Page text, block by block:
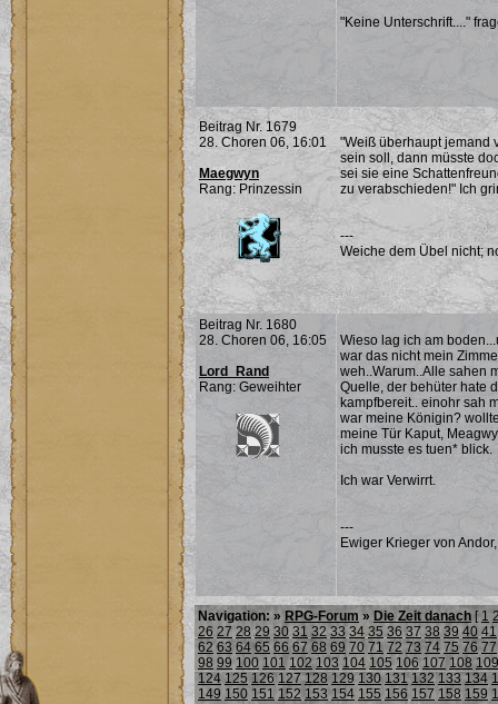
"Keine Unterschrift...."
Beitrag Nr. 1679
28. Choren 06, 16:01
Maegwyn
Rang: Prinzessin
"Weiß überhaupt jemand
sein soll, dann müsste
sei sie eine
zu verabschieden!" Ich
---
Weiche dem Übel nicht;
Beitrag Nr. 1680
28. Choren 06, 16:05
Lord_Rand
Rang: Geweihter
Wieso lag ich am
war das nicht mein
weh..Warum..Alle sahen
Quelle, der behüter hate
kampfbereit.. einohr sah
war meine Königin?
meine Tür Kaput,
ich musste es tuen* blick.
Ich war Verwirrt.
---
Ewiger Krieger von
Navigation: » RPG-Forum » Die Zeit danach [1
26 27 28 29 30 31 32 33 34 35 36 37 38 39 40 41
62 63 64 65 66 67 68 69 70 71 72 73 74 75 76 77
98 99 100 101 102 103 104 105 106 107 108 109
124 125 126 127 128 129 130 131 132 133 134
149 150 151 152 153 154 155 156 157 158 159